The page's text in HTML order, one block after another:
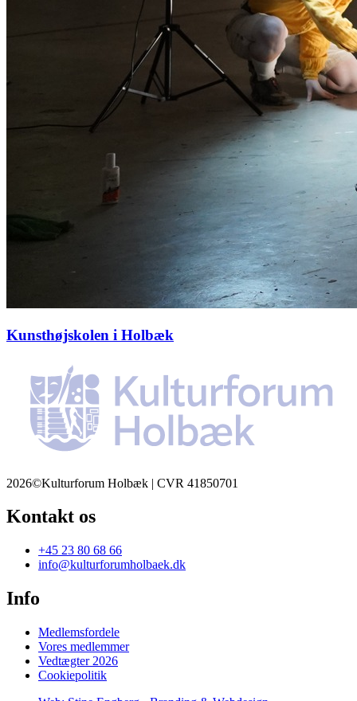
Kunsthøjskolen i Holbæk
2026©Kulturforum Holbæk | CVR 41850701
Kontakt os
+45 23 80 68 66
info@kulturforumholbaek.dk
Info
Medlemsfordele
Vores medlemmer
Vedtægter 2026
Cookiepolitik